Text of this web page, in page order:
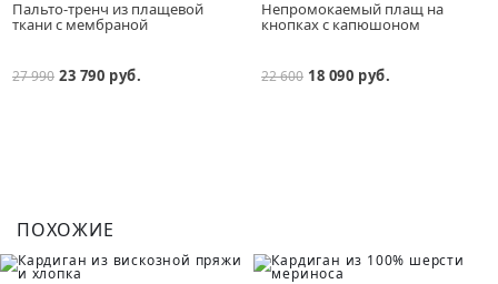
Пальто-тренч из плащевой
ткани с мембраной
27 990 23 790 руб.
Непромокаемый плащ на
кнопках с капюшоном
22 600 18 090 руб.
ПОХОЖИЕ